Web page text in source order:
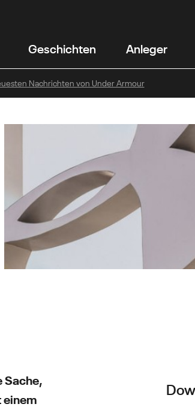
Geschichten Anleger
Nachrichten von Under Armour
Sache,
einem